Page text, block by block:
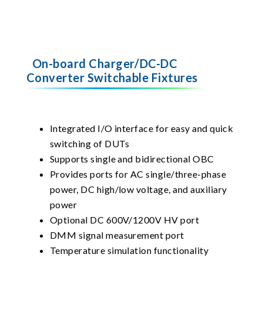
On-board Charger/DC-DC
Converter Switchable Fixtures
Integrated I/O interface for easy and quick
switching of DUTs
Supports single and bidirectional OBC
Provides ports for AC single/three-phase
power, DC high/low voltage, and auxiliary
power
Optional DC 600V/1200V HV port
DMM signal measurement port
Temperature simulation functionality